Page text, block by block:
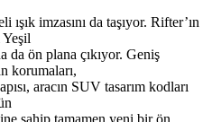
imzasını da taşıyor. Rifter’ın
ön plana çıkıyor. Geniş
korumaları,
aracın SUV tasarım kodları
sahip tamamen yeni bir ön